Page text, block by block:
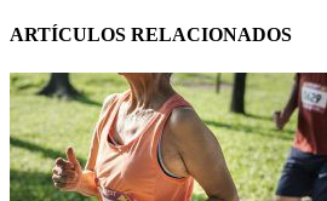
ARTÍCULOS RELACIONADOS